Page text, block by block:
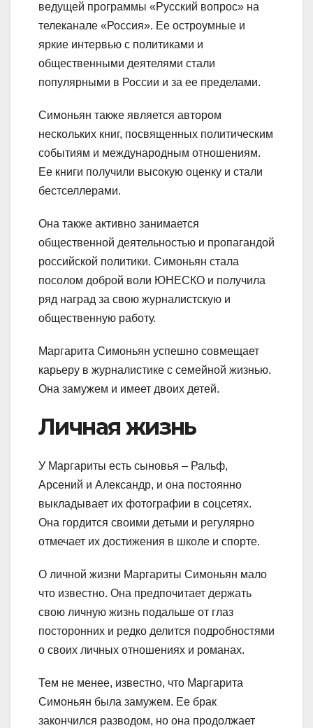
ведущей программы «Русский вопрос» на
телеканале «Россия». Ее остроумные и
яркие интервью с политиками и
общественными деятелями стали
популярными в России и за ее пределами.
Симоньян также является автором
нескольких книг, посвященных политическим
событиям и международным отношениям.
Ее книги получили высокую оценку и стали
бестселлерами.
Она также активно занимается
общественной деятельностью и пропагандой
российской политики. Симоньян стала
посолом доброй воли ЮНЕСКО и получила
ряд наград за свою журналистскую и
общественную работу.
Маргарита Симоньян успешно совмещает
карьеру в журналистике с семейной жизнью.
Она замужем и имеет двоих детей.
Личная жизнь
У Маргариты есть сыновья – Ральф,
Арсений и Александр, и она постоянно
выкладывает их фотографии в соцсетях.
Она гордится своими детьми и регулярно
отмечает их достижения в школе и спорте.
О личной жизни Маргариты Симоньян мало
что известно. Она предпочитает держать
свою личную жизнь подальше от глаз
посторонних и редко делится подробностями
о своих личных отношениях и романах.
Тем не менее, известно, что Маргарита
Симоньян была замужем. Ее брак
закончился разводом, но она продолжает